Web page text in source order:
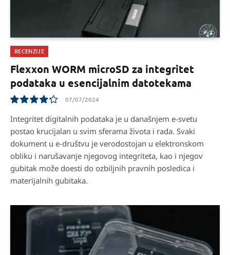
RECENZIJE
Flexxon WORM microSD za integritet
podataka u esencijalnim datotekama
8.5
07/07/2024
Integritet digitalnih podataka je u današnjem e-svetu
postao krucijalan u svim sferama života i rada. Svaki
dokument u e-društvu je verodostojan u elektronskom
obliku i narušavanje njegovog integriteta, kao i njegov
gubitak može doesti do ozbiljnih pravnih posledica i
materijalnih gubitaka.